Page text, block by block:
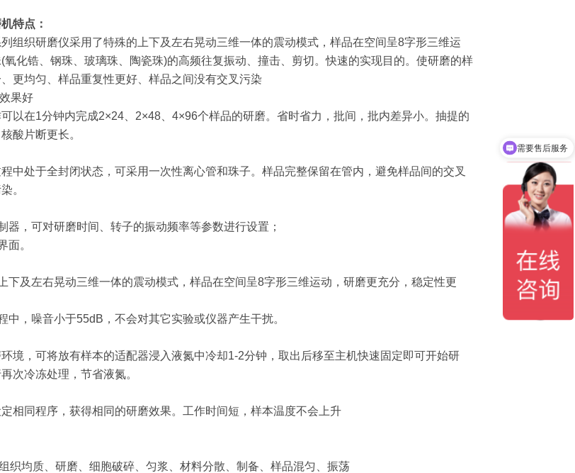
特点：
组织研磨仪采用了特殊的上下及左右晃动三维一体的震动模式，样品在空间呈8字形三维运
氧化锆、钢珠、玻璃珠、陶瓷珠)的高频往复振动、撞击、剪切。快速的实现目的。使研磨的样
更均匀、样品重复性更好、样品之间没有交叉污染
果好
以在1分钟内完成2×24、2×48、4×96个样品的研磨。省时省力，批间，批内差异小。抽提的
酸片断更长。
中处于全封闭状态，可采用一次性离心管和珠子。样品完整保留在管内，避免样品间的交叉
。
器，可对研磨时间、转子的振动频率等参数进行设置；
面。
下及左右晃动三维一体的震动模式，样品在空间呈8字形三维运动，研磨更充分，稳定性更
中，噪音小于55dB，不会对其它实验或仪器产生干扰。
境，可将放有样本的适配器浸入液氮中冷却1-2分钟，取出后移至主机快速固定即可开始研
次冷冻处理，节省液氮。
相同程序，获得相同的研磨效果。工作时间短，样本温度不会上升
织均质、研磨、细胞破碎、匀浆、材料分散、制备、样品混匀、振荡
需要售后服务